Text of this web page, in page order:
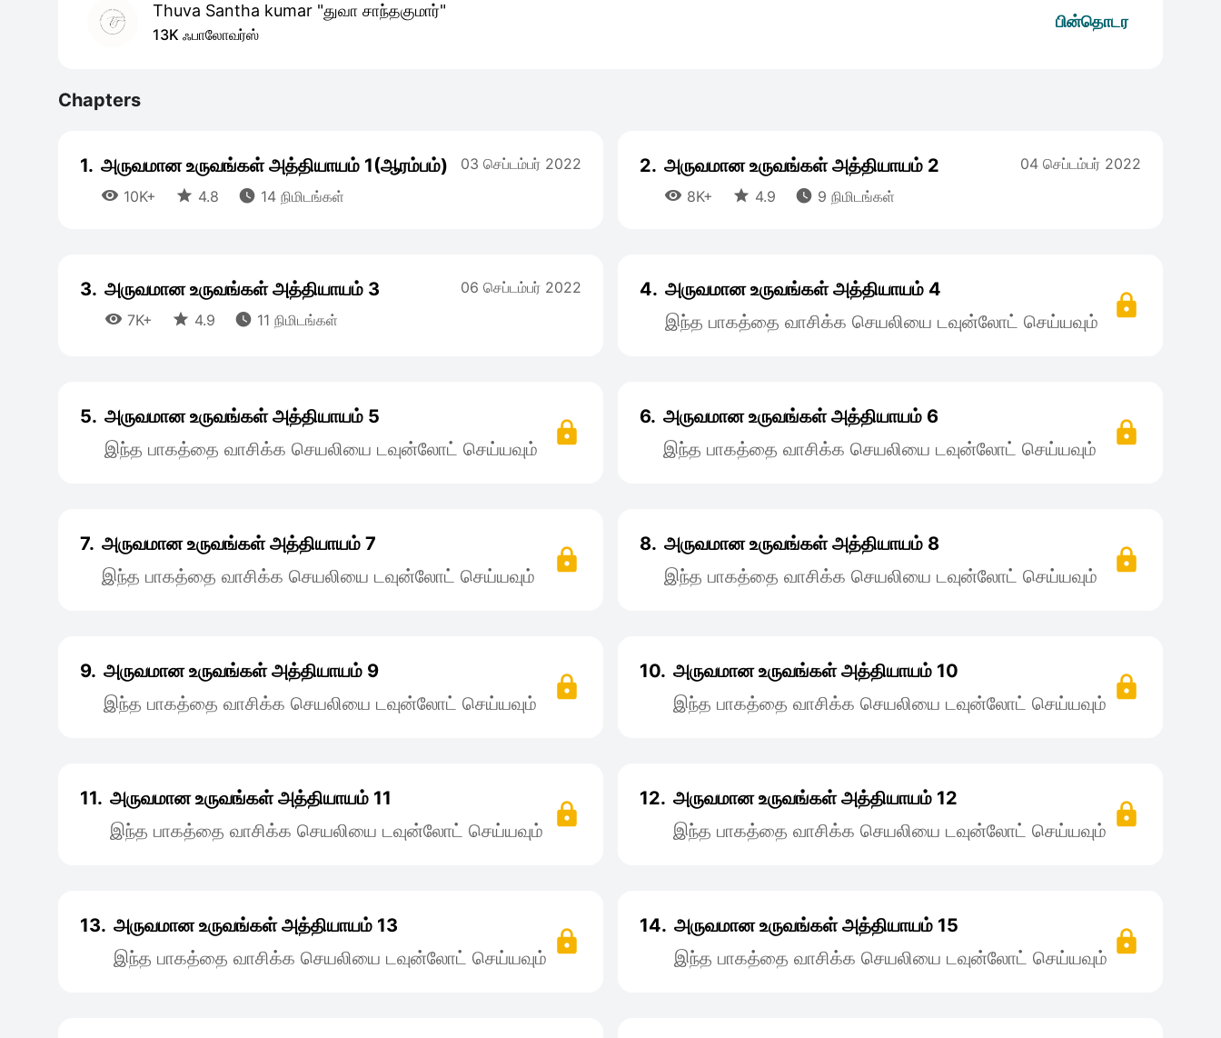
Thuva Santha kumar "துவா சாந்தகுமார்"
13K ஃபாலோவர்ஸ்
பின்தொடர
Chapters
1. அருவமான உருவங்கள் அத்தியாயம் 1(ஆரம்பம்)
 10K+  4.8  14 நிமிடங்கள்
03 செப்டம்பர் 2022 2. அருவமான உருவங்கள் அத்தியாயம் 2
 8K+  4.9  9 நிமிடங்கள்
04 செப்டம்பர் 2022
3. அருவமான உருவங்கள் அத்தியாயம் 3
 7K+  4.9  11 நிமிடங்கள்
06 செப்டம்பர் 2022 4. அருவமான உருவங்கள் அத்தியாயம் 4
இந்த பாகத்தை வாசிக்க செயலியை டவுன்லோட் செய்யவும்
5. அருவமான உருவங்கள் அத்தியாயம் 5
இந்த பாகத்தை வாசிக்க செயலியை டவுன்லோட் செய்யவும்
6. அருவமான உருவங்கள் அத்தியாயம் 6
இந்த பாகத்தை வாசிக்க செயலியை டவுன்லோட் செய்யவும்
7. அருவமான உருவங்கள் அத்தியாயம் 7
இந்த பாகத்தை வாசிக்க செயலியை டவுன்லோட் செய்யவும்
8. அருவமான உருவங்கள் அத்தியாயம் 8
இந்த பாகத்தை வாசிக்க செயலியை டவுன்லோட் செய்யவும்
9. அருவமான உருவங்கள் அத்தியாயம் 9
இந்த பாகத்தை வாசிக்க செயலியை டவுன்லோட் செய்யவும்
10. அருவமான உருவங்கள் அத்தியாயம் 10
இந்த பாகத்தை வாசிக்க செயலியை டவுன்லோட் செய்யவும்
11. அருவமான உருவங்கள் அத்தியாயம் 11
இந்த பாகத்தை வாசிக்க செயலியை டவுன்லோட் செய்யவும்
12. அருவமான உருவங்கள் அத்தியாயம் 12
இந்த பாகத்தை வாசிக்க செயலியை டவுன்லோட் செய்யவும்
13. அருவமான உருவங்கள் அத்தியாயம் 13
இந்த பாகத்தை வாசிக்க செயலியை டவுன்லோட் செய்யவும்
14. அருவமான உருவங்கள் அத்தியாயம் 15
இந்த பாகத்தை வாசிக்க செயலியை டவுன்லோட் செய்யவும்